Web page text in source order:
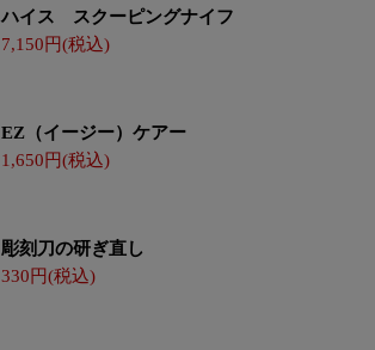
ハイス スクーピングナイフ
7,150
EZ（イージー）ケアー
1,650
彫刻刀の研ぎ直し
330